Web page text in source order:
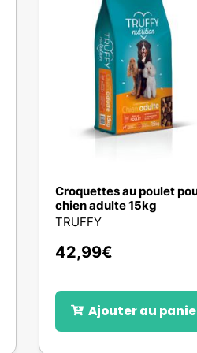
Croquettes au poulet
chien adulte 15kg
TRUFFY
42,99€
Ajouter au